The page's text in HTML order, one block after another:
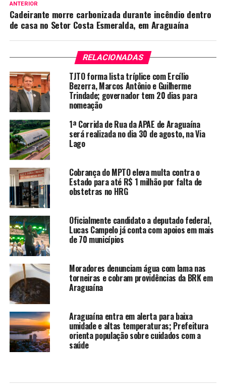
ANTERIOR
Cadeirante morre carbonizada durante incêndio dentro
de casa no Setor Costa Esmeralda, em Araguaína
RELACIONADAS
TJTO forma lista tríplice com Ercílio
Bezerra, Marcos Antônio e Guilherme
Trindade; governador tem 20 dias para
nomeação
1ª Corrida de Rua da APAE de Araguaína
será realizada no dia 30 de agosto, na Via
Lago
Cobrança do MPTO eleva multa contra o
Estado para até R$ 1 milhão por falta de
obstetras no HRG
Oficialmente candidato a deputado federal,
Lucas Campelo já conta com apoios em mais
de 70 municípios
Moradores denunciam água com lama nas
torneiras e cobram providências da BRK em
Araguaína
Araguaína entra em alerta para baixa
umidade e altas temperaturas; Prefeitura
orienta população sobre cuidados com a
saúde